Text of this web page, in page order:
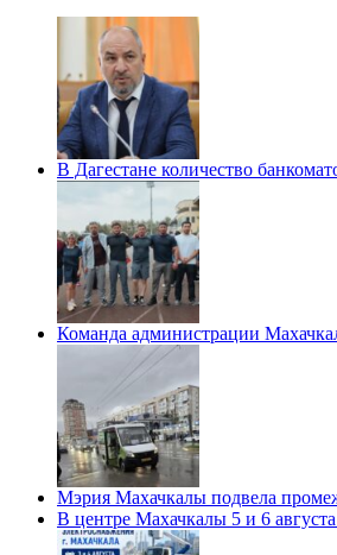
В Дагестане количество
Команда администрации
Мэрия Махачкалы подвела
В центре Махачкалы 5 и 6